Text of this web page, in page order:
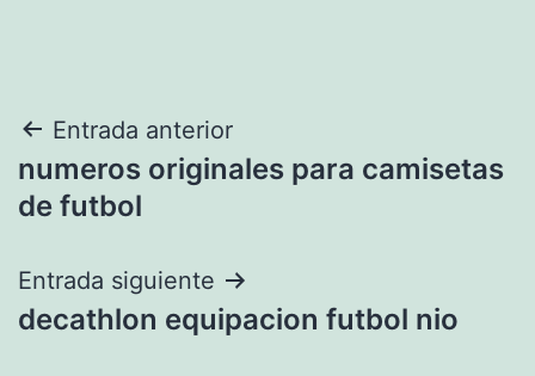
Navegación
de
Entrada anterior
numeros originales para camisetas
de futbol
Entrada siguiente
decathlon equipacion futbol nio